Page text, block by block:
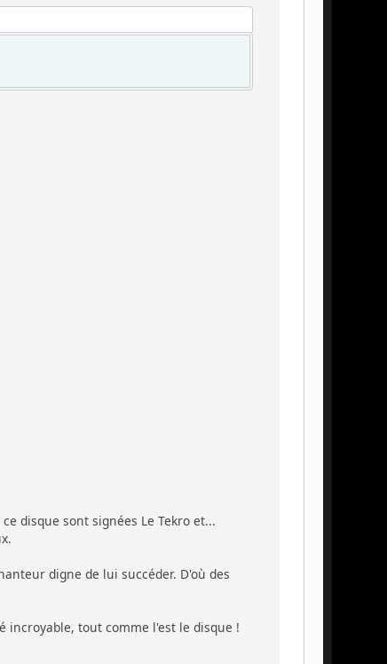
disque sont signées Le Tekro et...
digne de lui succéder. D'où des
incroyable, tout comme l'est le disque !